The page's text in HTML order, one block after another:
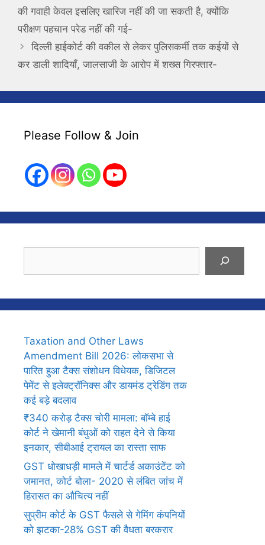
की गवाही केवल इसलिए खारिज नहीं की जा सकती है, क्योंकि
परीक्षण पहचान परेड नहीं की गई-
दिल्ली हाईकोर्ट की वकील से लेकर पुलिसकर्मी तक कईयों से
कर डाली शादियाँ, जालसाजी के आरोप में शख्स गिरफ्तार-
Please Follow & Join
Taxation and Other Laws
Amendment Bill 2026: लोकसभा से
पारित हुआ टैक्स संशोधन विधेयक, डिजिटल
पेमेंट से इलेक्ट्रॉनिक्स और डायमंड ट्रेडिंग तक
कई बड़े बदलाव
₹340 करोड़ टैक्स चोरी मामला: बॉम्बे हाई
कोर्ट ने खेमानी बंधुओं को राहत देने से किया
इनकार, सीबीआई ट्रायल का रास्ता साफ
GST धोखाधड़ी मामले में चार्टर्ड अकाउंटेंट को
जमानत, कोर्ट बोला- 2020 से लंबित जांच में
हिरासत का औचित्य नहीं
सुप्रीम कोर्ट के GST फैसले से गेमिंग कंपनियों
को झटका-28% GST की वैधता बरकरार